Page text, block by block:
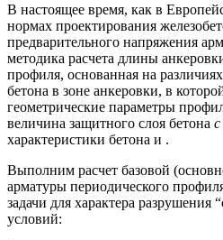
В настоящее время, как в
нормах проектирования
предварительного напряжения
методика расчета длины
профиля, основанная на
бетона в зоне анкеровки, в
геометрические параметры
величина защитного слоя бетона с
характеристики бетона и .
Выполним расчет базовой
арматуры периодического
задачи для характера разрушения
условий: